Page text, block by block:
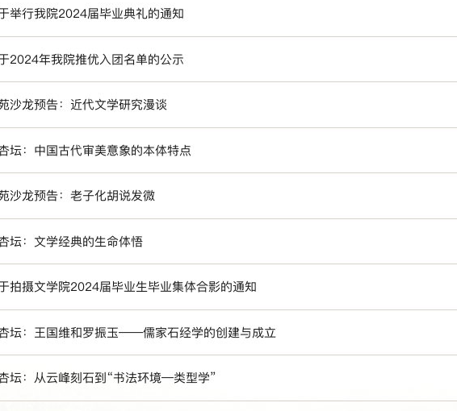
举行我院2024届毕业典礼的通知
2024年我院推优入团名单的公示
沙龙预告：近代文学研究漫谈
坛：中国古代审美意象的本体特点
沙龙预告：老子化胡说发微
坛：文学经典的生命体悟
拍摄文学院2024届毕业生毕业集体合影的通知
坛：王国维和罗振玉——儒家石经学的创建与成立
坛：从云峰刻石到“书法环境—类型学”